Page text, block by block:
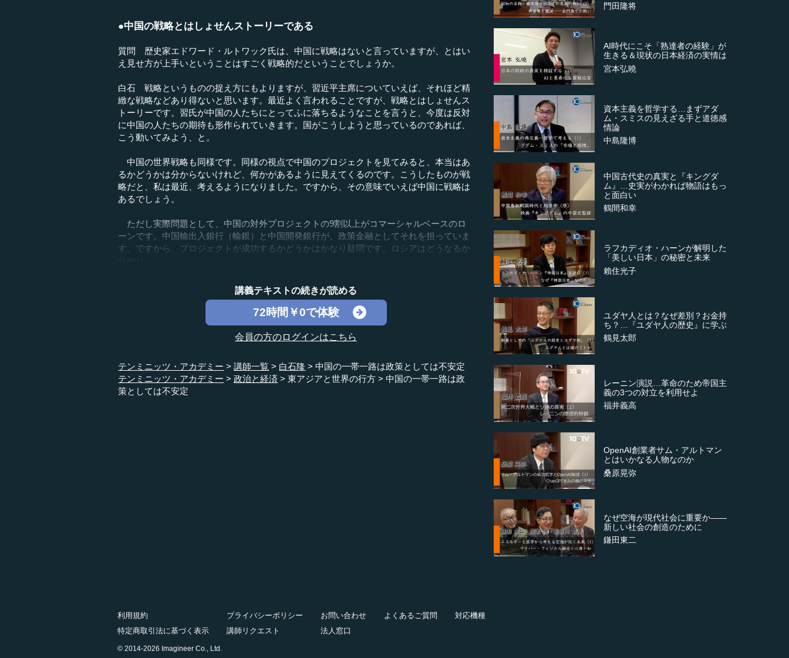
●中国の戦略とはしょせんストーリーである
質問 歴史家エドワード・ルトワック氏は、中国に戦略はないと言っていますが、とはい
え見せ方が上手いということはすごく戦略的だということでしょうか。
白石 戦略というものの捉え方にもよりますが、習近平主席についていえば、それほど精
緻な戦略などあり得ないと思います。最近よく言われることですが、戦略とはしょせんス
トーリーです。習氏が中国の人たちにとってふに落ちるようなことを言うと、今度は反対
に中国の人たちの期待も形作られていきます。国がこうしようと思っているのであれば、
こう動いてみよう、と。
中国の世界戦略も同様です。同様の視点で中国のプロジェクトを見てみると、本当はあ
るかどうかは分からないけれど、何かがあるように見えてくるのです。こうしたものが戦
略だと、私は最近、考えるようになりました。ですから、その意味でいえば中国に戦略は
あるでしょう。
ただし実際問題として、中国の対外プロジェクトの9割以上がコマーシャルベースのロ
ーンです。中国輸出入銀行（輸銀）と中国開発銀行が、政策金融としてそれを担っていま
す。ですから、プロジェクトが成功するかどうかはかなり疑問です。ロシアはどうなるか
講義テキストの続きが読める
72時間￥0で体験
会員の方のログインはこちら
テンミニッツ・アカデミー 講師一覧 白石隆
中国の一帯一路は政策としては不安定
テンミニッツ・アカデミー
政治と経済 東アジアと世界の行方
中国の一帯一路は政
策としては不安定
門田隆将
AI時代にこそ「熟達者の経験」が
生きる＆現状の日本経済の実情は
宮本弘曉
資本主義を哲学する…まずアダ
ム・スミスの見えざる手と道徳感
情論
中島隆博
中国古代史の真実と『キングダ
ム』…史実がわかれば物語はもっ
と面白い
鶴間和幸
ラフカディオ・ハーンが解明した
「美しい日本」の秘密と未来
賴住光子
ユダヤ人とは？なぜ差別？お金持
ち？…『ユダヤ人の歴史』に学ぶ
鶴見太郎
レーニン演説…革命のため帝国主
義の3つの対立を利用せよ
福井義高
OpenAI創業者サム・アルトマン
とはいかなる人物なのか
桑原晃弥
なぜ空海が現代社会に重要か――
新しい社会の創造のために
鎌田東二
利用規約 プライバシーポリシー お問い合わせ よくあるご質問
対応機種
特定商取引法に基づく表示
講師リクエスト 法人窓口
© 2014-2026 Imagineer Co., Ltd.